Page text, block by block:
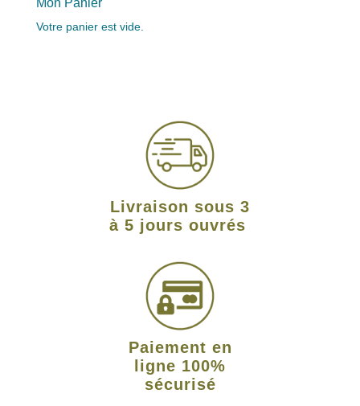
Mon Panier
Votre panier est vide.
Livraison sous 3
à 5 jours ouvrés
Paiement en
ligne 100%
sécurisé